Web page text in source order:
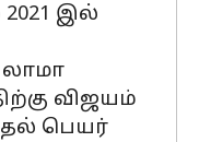
2021 இல்
விஜயம்
பெயர்